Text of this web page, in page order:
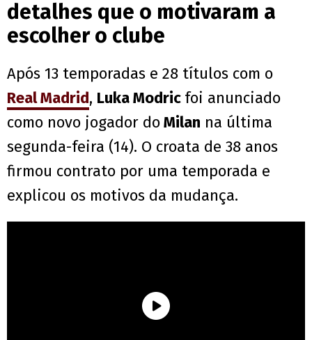
detalhes que o motivaram a
escolher o clube
Após 13 temporadas e 28 títulos com o
Real Madrid, Luka Modric foi anunciado
como novo jogador doMilan na última
segunda-feira (14). O croata de 38 anos
firmou contrato por uma temporada e
explicou os motivos da mudança.